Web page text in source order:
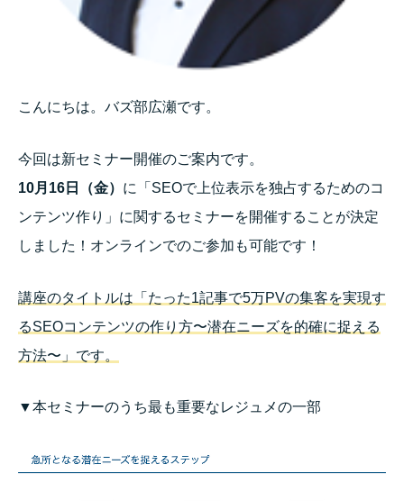
こんにちは。バズ部広瀬です。
今回は新セミナー開催のご案内です。
10月16日（金） に「SEOで上位表示を独占するためのコ
ンテンツ作り」に関するセミナーを開催することが決定
しました！オンラインでのご参加も可能です！
講座のタイトルは「たった1記事で5万PVの集客を実現す
るSEOコンテンツの作り方〜潜在ニーズを的確に捉える
方法〜」です。
▼本セミナーのうち最も重要なレジュメの一部